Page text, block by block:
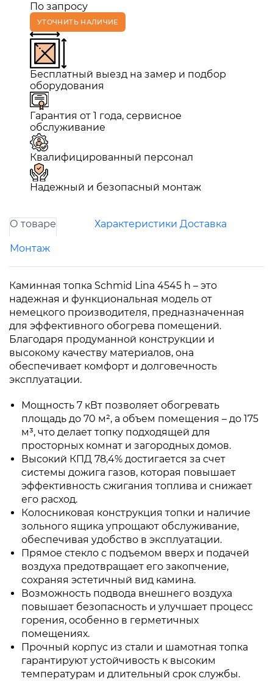
По запросу
УТОЧНИТЬ НАЛИЧИЕ
Бесплатный выезд на замер и подбор
оборудования
Гарантия от 1 года, сервисное
обслуживание
Квалифицированный персонал
Надежный и безопасный монтаж
О товаре Характеристики Доставка
Монтаж
Каминная топка Schmid Lina 4545 h – это
надежная и функциональная модель от
немецкого производителя, предназначенная
для эффективного обогрева помещений.
Благодаря продуманной конструкции и
высокому качеству материалов, она
обеспечивает комфорт и долговечность
эксплуатации.
Мощность 7 кВт позволяет обогревать
площадь до 70 м², а объем помещения – до 175
м³, что делает топку подходящей для
просторных комнат и загородных домов.
Высокий КПД 78,4% достигается за счет
системы дожига газов, которая повышает
эффективность сжигания топлива и снижает
его расход.
Колосниковая конструкция топки и наличие
зольного ящика упрощают обслуживание,
обеспечивая удобство в эксплуатации.
Прямое стекло с подъемом вверх и подачей
воздуха предотвращает его закопчение,
сохраняя эстетичный вид камина.
Возможность подвода внешнего воздуха
повышает безопасность и улучшает процесс
горения, особенно в герметичных
помещениях.
Прочный корпус из стали и шамотная топка
гарантируют устойчивость к высоким
температурам и длительный срок службы.